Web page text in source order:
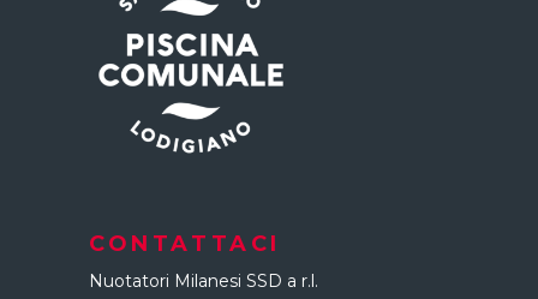
CONTATTACI
Nuotatori Milanesi SSD a r.l.